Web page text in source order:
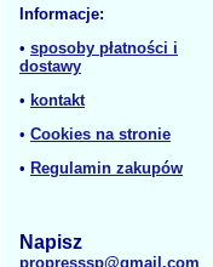
Informacje:
• sposoby płatności i
dostawy
• kontakt
• Cookies na stronie
• Regulamin zakupów
Napisz
propresssp@gmail.com